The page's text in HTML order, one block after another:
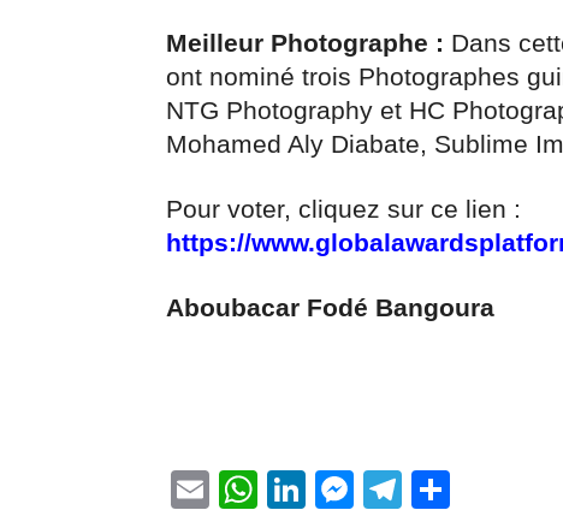
Meilleur Photographe : Dans
ont nominé trois Photographes
NTG Photography et HC
Mohamed Aly Diabate, Sublime
Pour voter, cliquez sur ce lien :
https://
Aboubacar Fodé Bangoura
EmailWhatsApp
LinkedIn
Messenger
Telegram